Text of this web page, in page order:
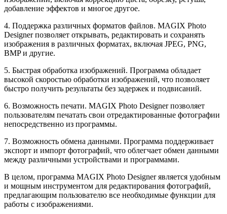
добавление эффектов и многое другое.
4. Поддержка различных форматов файлов. MAGIX Photo
Designer позволяет открывать, редактировать и сохранять
изображения в различных форматах, включая JPEG, PNG,
BMP и другие.
5. Быстрая обработка изображений. Программа обладает
высокой скоростью обработки изображений, что позволяет
быстро получить результаты без задержек и подвисаний.
6. Возможность печати. MAGIX Photo Designer позволяет
пользователям печатать свои отредактированные фотографии
непосредственно из программы.
7. Возможность обмена данными. Программа поддерживает
экспорт и импорт фотографий, что облегчает обмен данными
между различными устройствами и программами.
В целом, программа MAGIX Photo Designer является удобным
и мощным инструментом для редактирования фотографий,
предлагающим пользователю все необходимые функции для
работы с изображениями.